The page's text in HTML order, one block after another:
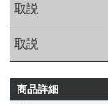
取説
取説
商品詳細